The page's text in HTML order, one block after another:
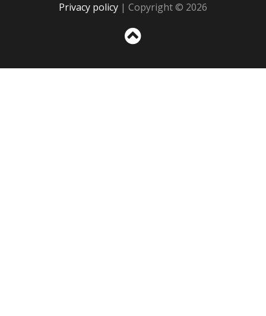
Privacy policy | Copyright © 2026